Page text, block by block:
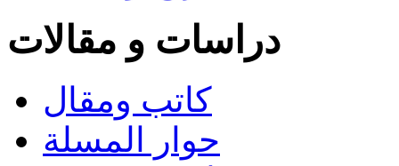
دراسات و مقالات
كاتب ومقال
حوار المسلة